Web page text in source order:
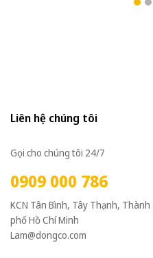
Liên hệ chúng tôi
Gọi cho chúng tôi 24/7
0909 000 786
KCN Tân Bình, Tây Thạnh, Thành
phố Hồ Chí Minh
Lam@dongco.com